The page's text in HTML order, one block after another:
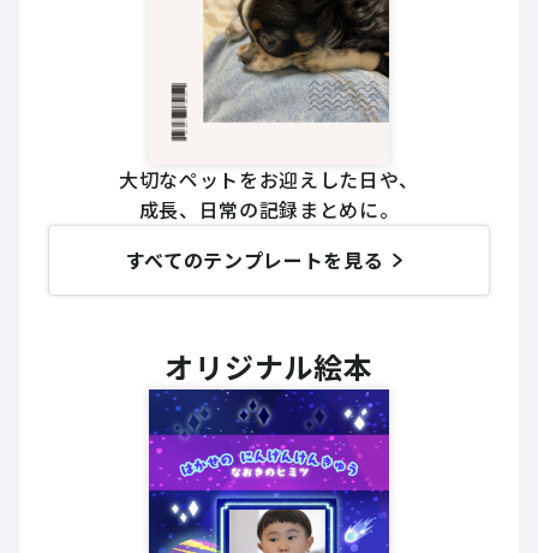
大切なペットをお迎えした日や、
成長、日常の記録まとめに。
すべてのテンプレートを見る
オリジナル絵本